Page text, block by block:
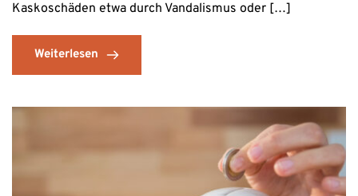
Kaskoschäden etwa durch Vandalismus oder […]
Weiterlesen